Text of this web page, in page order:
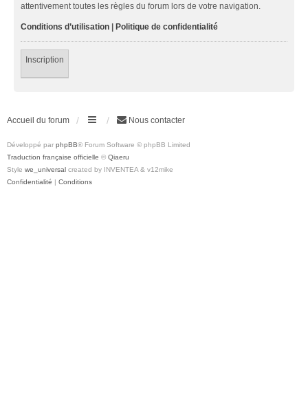
attentivement toutes les règles du forum lors de votre navigation.
Conditions d’utilisation | Politique de confidentialité
Inscription
Accueil du forum Nous contacter
Développé par phpBB® Forum Software © phpBB Limited
Traduction française officielle © Qiaeru
Style we_universal created by INVENTEA & v12mike
Confidentialité | Conditions